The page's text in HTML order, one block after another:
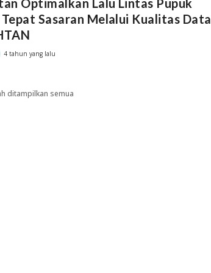
Sasaran Melalui Kualitas Data
4 tahun yang lalu
ditampilkan semua